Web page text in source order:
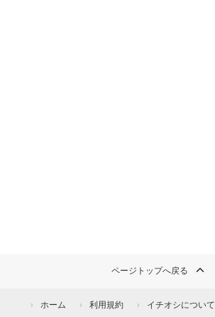
ページトップへ戻る
ホーム 利用規約 イチオシについて